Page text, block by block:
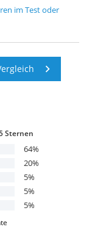
im Test oder
Sternen
64%
20%
5%
5%
5%